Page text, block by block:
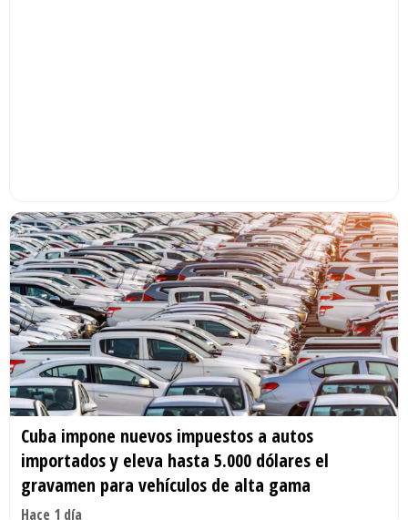
Cuba impone nuevos impuestos a autos
importados y eleva hasta 5.000 dólares el
gravamen para vehículos de alta gama
Hace 1 día